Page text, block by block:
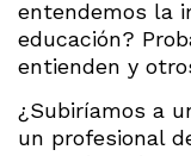
entendemos la
educación?
entienden y
¿Subiríamos a
un profesional